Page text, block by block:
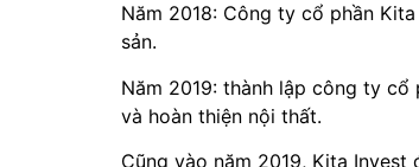
Năm 2018: Công ty cổ phần
sản.
Năm 2019: thành lập công ty
và hoàn thiện nội thất.
Cũng vào năm 2019, Kita